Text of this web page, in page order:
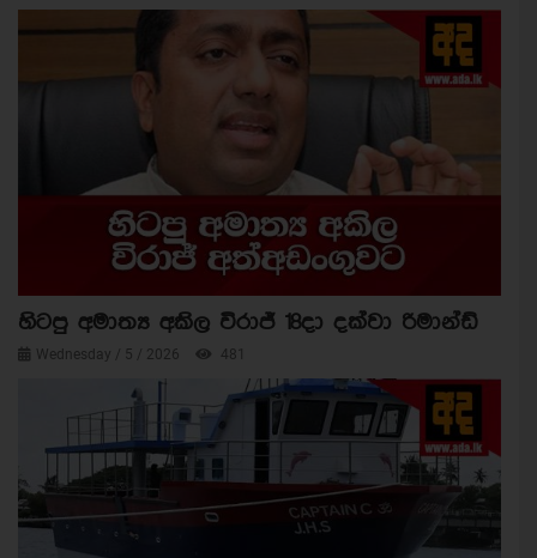
හිටපු අමාත්‍ය අකිල විරාජ් 18දා දක්වා රිමාන්ඩ්
Wednesday / 5 / 2026 481